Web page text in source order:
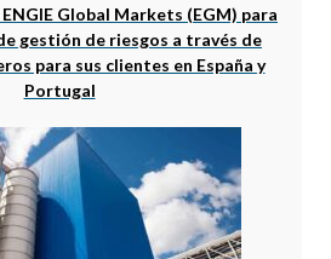
Global Markets (EGM) para
gestión de riesgos a través de
para sus clientes en España y
Portugal